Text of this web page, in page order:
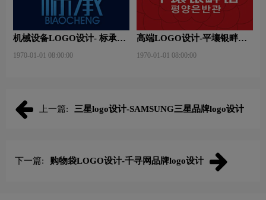
机械设备LOGO设计- 标承机
1970-01-01 08:00:00
高端LOGO设计-平壤银畔馆
1970-01-01 08:00:00
上一篇: 三星logo设计-SAMSUNG三星品牌logo设计
下一篇: 购物袋LOGO设计-千寻网品牌logo设计